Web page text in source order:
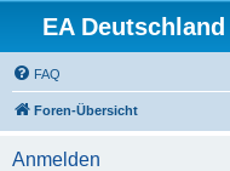
EA
FAQ
Foren-Übersicht
Anmelden